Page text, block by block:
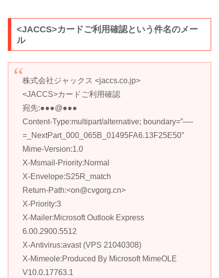
<JACCS>カードご利用確認という件名のメー
ル
株式会社ジャックス <jaccs.co.jp>
<JACCS>カードご利用確認
宛先:●●●@●●●
Content-Type:multipart/alternative; boundary=”—-
=_NextPart_000_065B_01495FA6.13F25E50″
Mime-Version:1.0
X-Msmail-Priority:Normal
X-Envelope:S25R_match
Return-Path:<on@cvgorg.cn>
X-Priority:3
X-Mailer:Microsoft Outlook Express
6.00.2900.5512
X-Antivirus:avast (VPS 21040308)
X-Mimeole:Produced By Microsoft MimeOLE
V10.0.17763.1